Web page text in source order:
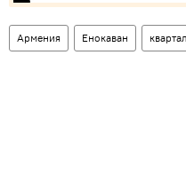
Армения Енокаван квартал